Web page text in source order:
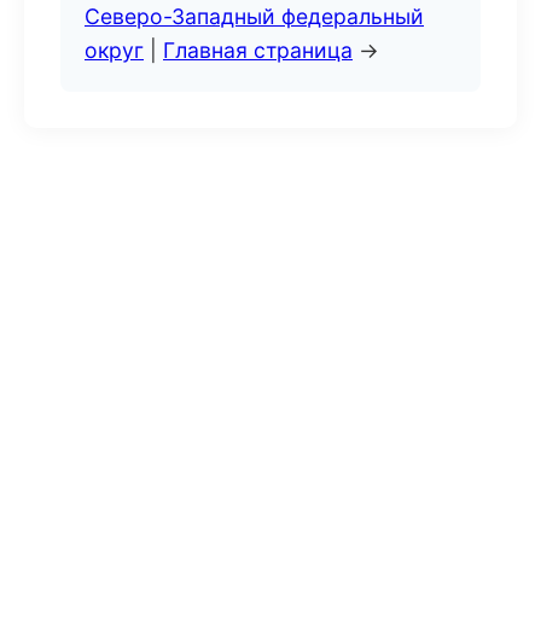
Северо-Западный федеральный
округ
Главная страница →